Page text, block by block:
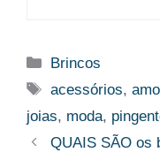
Categorias
Brincos
Tags
acessórios,
joias, moda,
QUAIS SÃO os